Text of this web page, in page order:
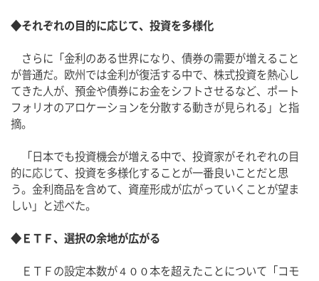
◆それぞれの目的に応じて、投資を多様化
さらに「金利のある世界になり、債券の需要が増えること
が普通だ。欧州では金利が復活する中で、株式投資を熱心し
てきた人が、預金や債券にお金をシフトさせるなど、ポート
フォリオのアロケーションを分散する動きが見られる」と指
摘。
「日本でも投資機会が増える中で、投資家がそれぞれの目
的に応じて、投資を多様化することが一番良いことだと思
う。金利商品を含めて、資産形成が広がっていくことが望ま
しい」と述べた。
◆ＥＴＦ、選択の余地が広がる
ＥＴＦの設定本数が４００本を超えたことについて「コモ